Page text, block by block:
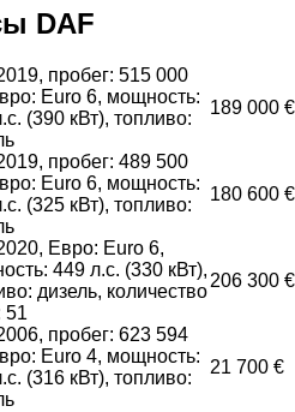
DAF
пробег: 515 000
Euro 6, мощность:
(390 кВт), топливо:
189 000 €
пробег: 489 500
Euro 6, мощность:
(325 кВт), топливо:
180 600 €
Евро: Euro 6,
449 л.с. (330 кВт),
дизель, количество
51
206 300 €
пробег: 623 594
Euro 4, мощность:
(316 кВт), топливо:
21 700 €